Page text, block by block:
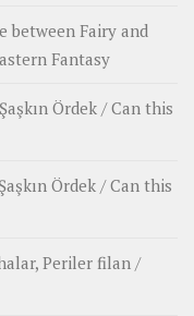
between Fairy and
Fantasy
Ördek / Can this
Ördek / Can this
Periler filan /